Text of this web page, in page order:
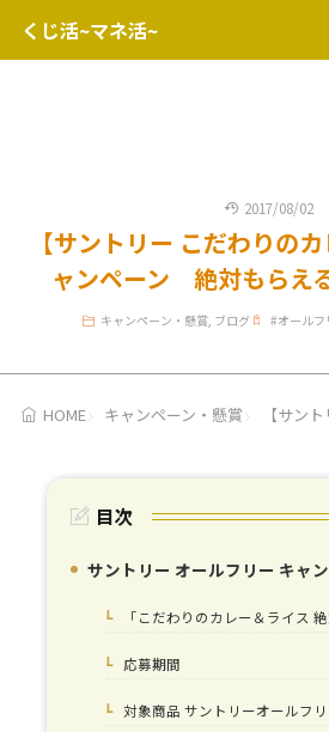
くじ活~マネ活~
2017/08/02
【サントリー こだわりの
ャンペーン 絶対もらえ
キャンペーン・懸賞, ブログ #オールフ
HOME キャンペーン・懸賞 【サン
目次
サントリー オールフリー キャ
1-1. 「こだわりのカレー＆ライス 絶
1-2.応募期間
1-3.対象商品 サントリーオールフ